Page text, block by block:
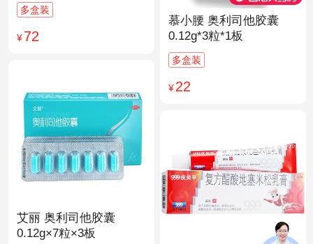
多盒装
¥72
慕小腰 奥利司他胶囊
0.12g*3粒*1板
多盒装
¥22
艾丽 奥利司他胶囊
0.12g×7粒×3板